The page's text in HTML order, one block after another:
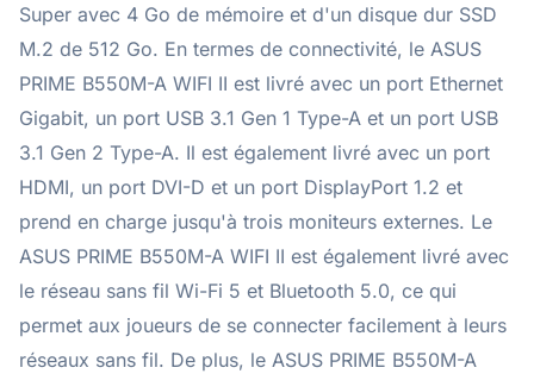
Super avec 4 Go de mémoire et d'un disque dur SSD
M.2 de 512 Go. En termes de connectivité, le ASUS
PRIME B550M-A WIFI II est livré avec un port Ethernet
Gigabit, un port USB 3.1 Gen 1 Type-A et un port USB
3.1 Gen 2 Type-A. Il est également livré avec un port
HDMI, un port DVI-D et un port DisplayPort 1.2 et
prend en charge jusqu'à trois moniteurs externes. Le
ASUS PRIME B550M-A WIFI II est également livré avec
le réseau sans fil Wi-Fi 5 et Bluetooth 5.0, ce qui
permet aux joueurs de se connecter facilement à leurs
réseaux sans fil. De plus, le ASUS PRIME B550M-A